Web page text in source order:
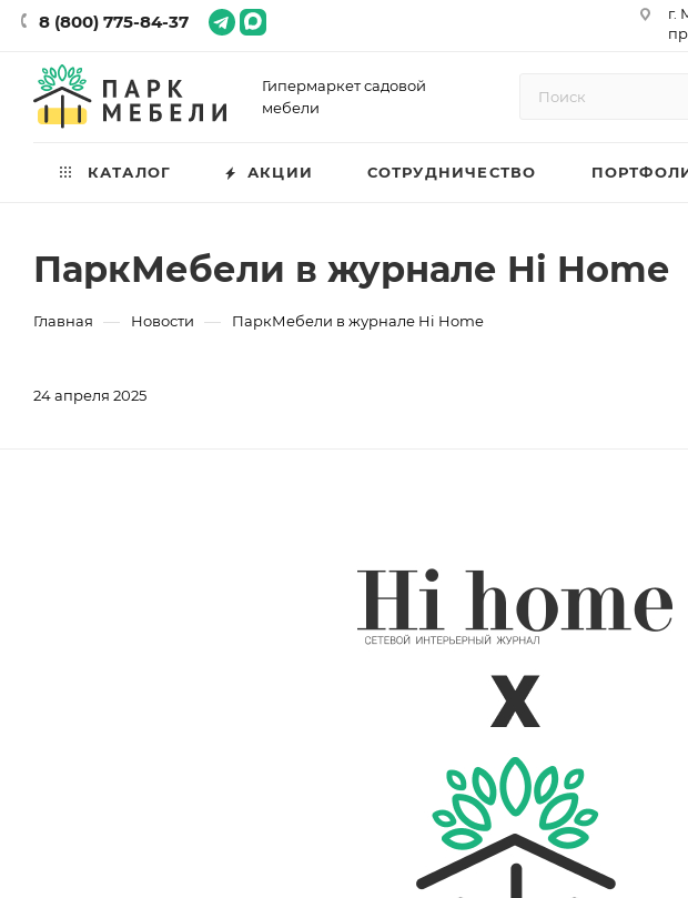
8 (800) 775-84-37
г.
р/
Гипермаркет садовой
мебели
КАТАЛОГ АКЦИИ СОТРУДНИЧЕСТВО
ПаркМебели в журнале Hi Home
Главная — Новости — ПаркМебели в журнале Hi Home
24 апреля 2025